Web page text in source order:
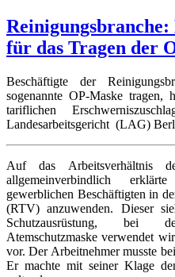
für das Tragen der
Beschäftigte der
sogenannte OP-Maske tragen,
tariflichen
Landesarbeitsgericht (LAG)
Auf das Arbeitsverhältnis
allgemeinverbindlich
gewerblichen Beschäftigten in
(RTV) anzuwenden. Dieser
Schutzausrüstung, bei
Atemschutzmaske verwendet
vor. Der Arbeitnehmer musste
Er machte mit seiner Klage